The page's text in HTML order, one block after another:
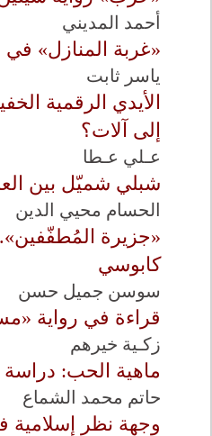
أحمد المديني
«غربة المنازل» في
ياسر ثابت
الأيدي الرقمية
إلى آلات؟
عـلي عـطا
شبلي شميّل بين
الحسام محيي الدين
«جزيرة
كابوسي
سوسن جميل حسن
قراءة في رواية
زكـية خيرهم
ماهية الحب: دراسة
حاتم محمد الشماع
وجهة نظر إسلامية